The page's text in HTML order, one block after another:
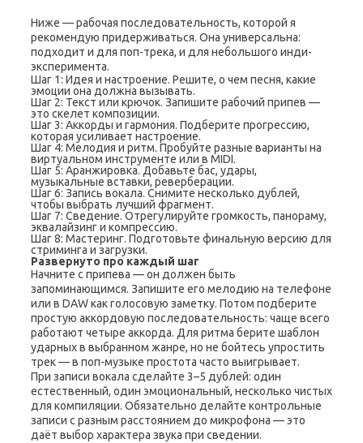
Ниже — рабочая последовательность, которой я
рекомендую придерживаться. Она универсальна:
подходит и для поп-трека, и для небольшого инди-
эксперимента.
Шаг 1: Идея и настроение. Решите, о чем песня, какие
эмоции она должна вызывать.
Шаг 2: Текст или крючок. Запишите рабочий припев —
это скелет композиции.
Шаг 3: Аккорды и гармония. Подберите прогрессию,
которая усиливает настроение.
Шаг 4: Мелодия и ритм. Пробуйте разные варианты на
виртуальном инструменте или в MIDI.
Шаг 5: Аранжировка. Добавьте бас, удары,
музыкальные вставки, реверберации.
Шаг 6: Запись вокала. Снимите несколько дублей,
чтобы выбрать лучший фрагмент.
Шаг 7: Сведение. Отрегулируйте громкость, панораму,
эквалайзинг и компрессию.
Шаг 8: Мастеринг. Подготовьте финальную версию для
стриминга и загрузки.
Развернуто про каждый шаг
Начните с припева — он должен быть
запоминающимся. Запишите его мелодию на телефоне
или в DAW как голосовую заметку. Потом подберите
простую аккордовую последовательность: чаще всего
работают четыре аккорда. Для ритма берите шаблон
ударных в выбранном жанре, но не бойтесь упростить
трек — в поп-музыке простота часто выигрывает.
При записи вокала сделайте 3–5 дублей: один
естественный, один эмоциональный, несколько чистых
для компиляции. Обязательно делайте контрольные
записи с разным расстоянием до микрофона — это
даёт выбор характера звука при сведении.